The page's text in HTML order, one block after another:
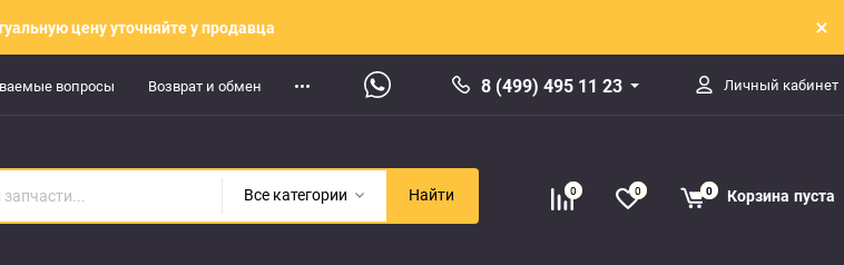
цену уточняйте у продавца
вопросы Возврат и обмен 8 (499) 495 11 23 Личный кабинет
Все категории Найти 0 0 0 Корзина пуста